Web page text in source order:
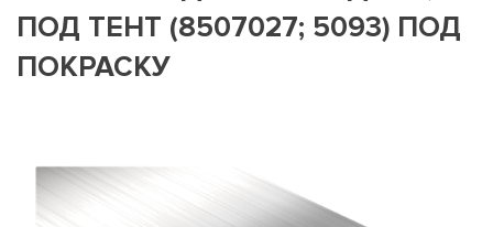
ПОД ТЕНТ (8507027; 5093) ПОД
ПОКРАСКУ